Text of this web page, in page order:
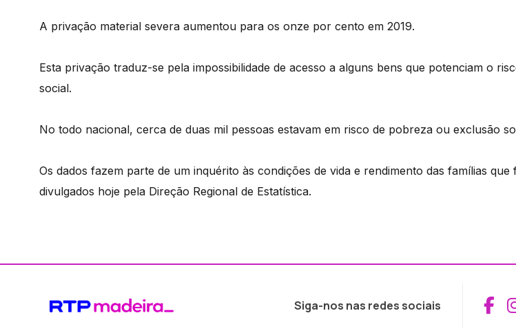
A privação material severa aumentou para os onze por cento em 2019.
Esta privação traduz-se pela impossibilidade de acesso a alguns bens que potenciam o
social.
No todo nacional, cerca de duas mil pessoas estavam em risco de pobreza ou exclusão
Os dados fazem parte de um inquérito às condições de vida e rendimento das famílias que
divulgados hoje pela Direção Regional de Estatística.
Siga-nos nas redes sociais